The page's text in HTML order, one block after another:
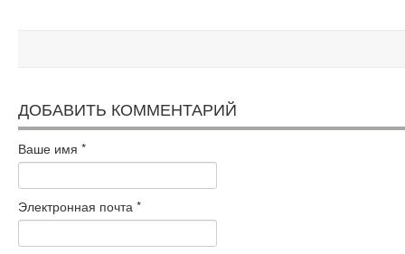
ДОБАВИТЬ КОММЕНТАРИЙ
Ваше имя *
Электронная почта *